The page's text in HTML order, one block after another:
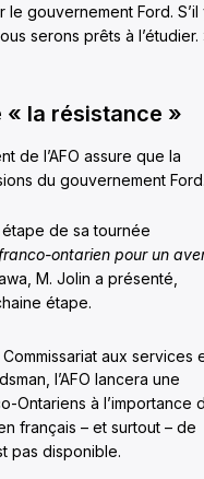
gouvernement Ford. S’il
serons prêts à l’étudier.
« la résistance »
de l’AFO assure que la
du gouvernement
de sa tournée
ontarien pour un
M. Jolin a présenté,
étape.
aux services
l’AFO lancera une
Ontariens à l’importance
français – et surtout – de
pas disponible.